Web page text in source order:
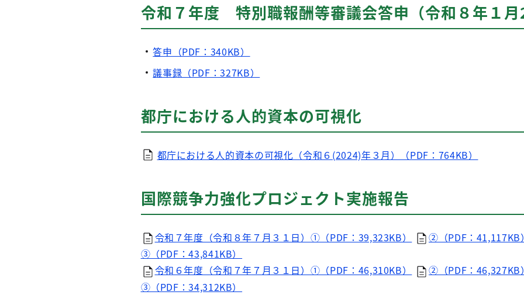
令和７年度 特別職報酬等審議会答申（令和８年１月
答申（PDF：340KB）
議事録（PDF：327KB）
都庁における人的資本の可視化
都庁における人的資本の可視化（令和６(2024)年３月）（PDF：764KB）
国際競争力強化プロジェクト実施報告
令和７年度（令和８年７月３１日）①（PDF：39,323KB）
②（PDF：41,117KB）
③（PDF：43,841KB）
令和６年度（令和７年７月３１日）①（PDF：46,310KB）
②（PDF：46,327KB）
③（PDF：34,312KB）